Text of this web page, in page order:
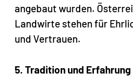
angebaut wurden.
Landwirte stehen für
und Vertrauen.
5. Tradition und Erfahrung